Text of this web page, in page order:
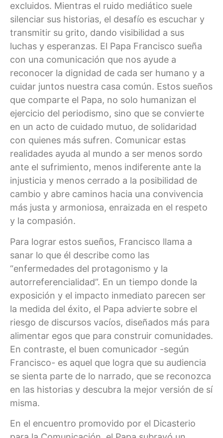
excluidos. Mientras el ruido mediático suele
silenciar sus historias, el desafío es escuchar y
transmitir su grito, dando visibilidad a sus
luchas y esperanzas. El Papa Francisco sueña
con una comunicación que nos ayude a
reconocer la dignidad de cada ser humano y a
cuidar juntos nuestra casa común. Estos sueños
que comparte el Papa, no solo humanizan el
ejercicio del periodismo, sino que se convierte
en un acto de cuidado mutuo, de solidaridad
con quienes más sufren. Comunicar estas
realidades ayuda al mundo a ser menos sordo
ante el sufrimiento, menos indiferente ante la
injusticia y menos cerrado a la posibilidad de
cambio y abre caminos hacia una convivencia
más justa y armoniosa, enraizada en el respeto
y la compasión.
Para lograr estos sueños, Francisco llama a
sanar lo que él describe como las
“enfermedades del protagonismo y la
autorreferencialidad”. En un tiempo donde la
exposición y el impacto inmediato parecen ser
la medida del éxito, el Papa advierte sobre el
riesgo de discursos vacíos, diseñados más para
alimentar egos que para construir comunidades.
En contraste, el buen comunicador -según
Francisco- es aquel que logra que su audiencia
se sienta parte de lo narrado, que se reconozca
en las historias y descubra la mejor versión de sí
misma.
En el encuentro promovido por el Dicasterio